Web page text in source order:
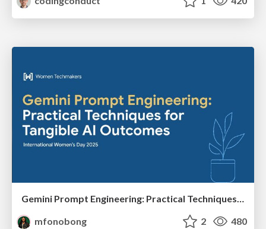
Gemini Prompt Engineering: Practical Techniques for Tangible AI Outcomes
mfonobong
2 480